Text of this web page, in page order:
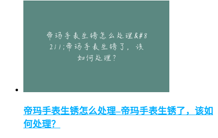
帝玛手表生锈怎么处理–帝玛手表生锈了，该如
何处理？